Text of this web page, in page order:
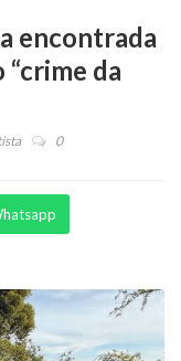
encontrada
da
0